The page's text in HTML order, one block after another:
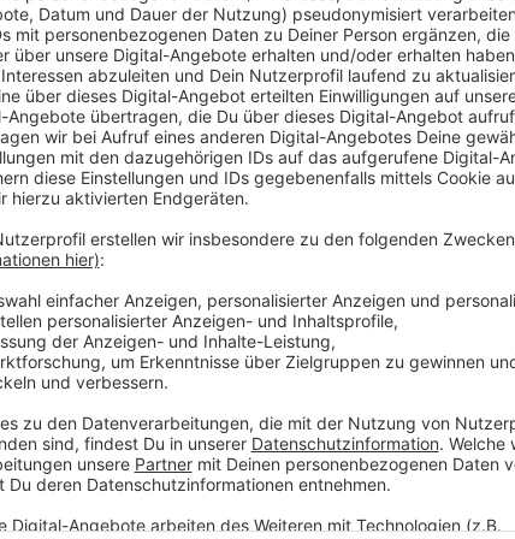
Auch der letzte Real-Markt in Moers ist bald
Weiter geht es für den Discounter an der
Mittwoch geplant. Die beiden Tage vorher
eingeräumt. Außerdem werden die Kassen-
Gemüseabteilung umgebaut. Das gesamte
Anzeige
Statt viel Non-Food gibt es mit
Anzeige
Kaufland plant auch noch weitere
durchgeführt werden. Die Kette konzentriert
mit verschiedenen Frische-Theken zu
auch viele Non-Food-Ware wie etwa
schon von Kaufland übernommen.